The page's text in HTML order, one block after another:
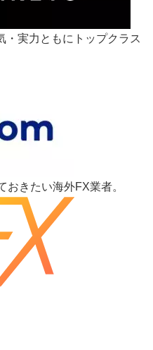
・実力ともにトップクラス
おきたい海外FX業者。